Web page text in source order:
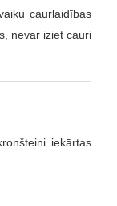
caurlaidības
nevar iziet cauri
iekārtas